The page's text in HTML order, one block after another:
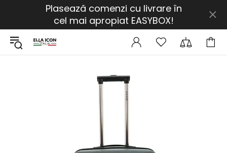
Plasează comenzi cu livrare în
cel mai apropiat EASYBOX!